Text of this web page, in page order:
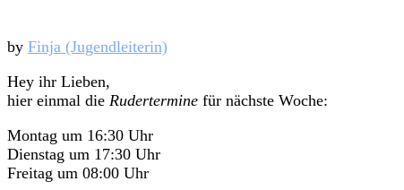
by Finja (Jugendleiterin)
Hey ihr Lieben,
hier einmal die Rudertermine für nächste Woche:
Montag um 16:30 Uhr
Dienstag um 17:30 Uhr
Freitag um 08:00 Uhr